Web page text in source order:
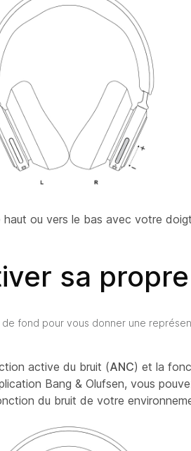
ou vers le bas avec votre
sa
fond pour vous donner une
active du bruit (ANC) et la
Bang & Olufsen, vous
du bruit de votre